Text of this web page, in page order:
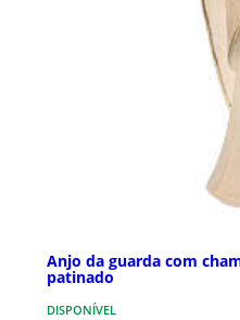
Anjo da guarda com
patinado
DISPONÍVEL